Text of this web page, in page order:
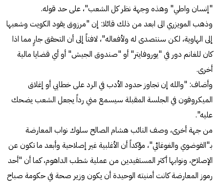
"إنسان واطي" وهذه وجهة نظر كل الشعب"، على حد قوله.
وذهب المويزري الى ابعد من ذلك قائلا: إن "مرزوق يقود الكويت وشعبها
إلى الهاوية، لكن سنتصدى له ولأفعاله"، لافتاً إلى أن التحقق جارٍ مما اذا
كان للغانم دور في "يوروفايتر" أو "صندوق الجيش" أو أي قضايا مالية
أخرى.
وأضاف: "والله إن تجاوز حدود الأدب في الرد على خطابي أو إغلاق
الميكروفون في الجلسة المقبلة سيسمع مني رداً يجعل الشعب يضحك
عليه".
من جهة أخرى، وصف النائب هشام الصالح سلوك نواب المعارضة
بـ"الفوضوي والغوغائي"، مؤكداً أن الأغلبية غير إصلاحية وأبعد ما تكون عن
الإصلاح، ونوابها أكثر المستفيدين من عملية شطب الداهوم، كما أن "أحد
رموز المعارضة كانت أمنيته الوحيدة أن يكون وزير صحة في حكومة صباح